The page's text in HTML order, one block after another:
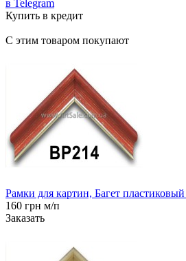
в Telegram
Купить в кредит
С этим товаром покупают
Рамки для картин, Багет
160 грн м/п
Заказать